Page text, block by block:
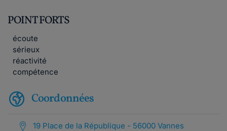
POINT FORTS
écoute
sérieux
réactivité
compétence
Coordonnées
19 Place de la République - 56000 Vannes